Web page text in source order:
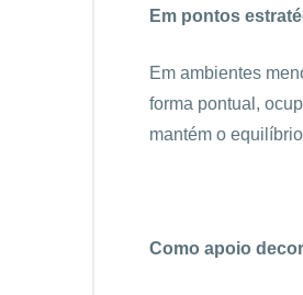
Em pontos
Em ambientes
forma pontual,
mantém o
Como apoio